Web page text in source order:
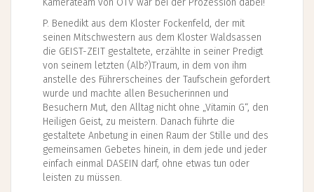
Kamerateam von OTV war bei der Prozession dabei!
P. Benedikt aus dem Kloster Fockenfeld, der mit
seinen Mitschwestern aus dem Kloster Waldsassen
die GEIST-ZEIT gestaltete, erzählte in seiner Predigt
von seinem letzten (Alb?)Traum, in dem von ihm
anstelle des Führerscheines der Taufschein gefordert
wurde und machte allen Besucherinnen und
Besuchern Mut, den Alltag nicht ohne „Vitamin G“, den
Heiligen Geist, zu meistern. Danach führte die
gestaltete Anbetung in einen Raum der Stille und des
gemeinsamen Gebetes hinein, in dem jede und jeder
einfach einmal DASEIN darf, ohne etwas tun oder
leisten zu müssen.